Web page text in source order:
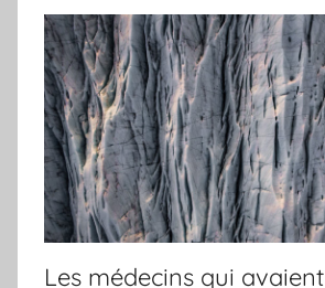
Les médecins qui avaient